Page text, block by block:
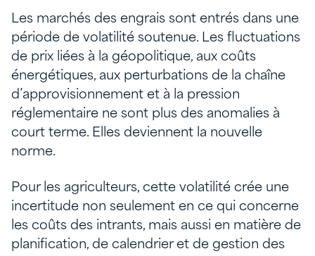
Les marchés des engrais sont entrés dans une
période de volatilité soutenue. Les fluctuations
de prix liées à la géopolitique, aux coûts
énergétiques, aux perturbations de la chaîne
d’approvisionnement et à la pression
réglementaire ne sont plus des anomalies à
court terme. Elles deviennent la nouvelle
norme.
Pour les agriculteurs, cette volatilité crée une
incertitude non seulement en ce qui concerne
les coûts des intrants, mais aussi en matière de
planification, de calendrier et de gestion des